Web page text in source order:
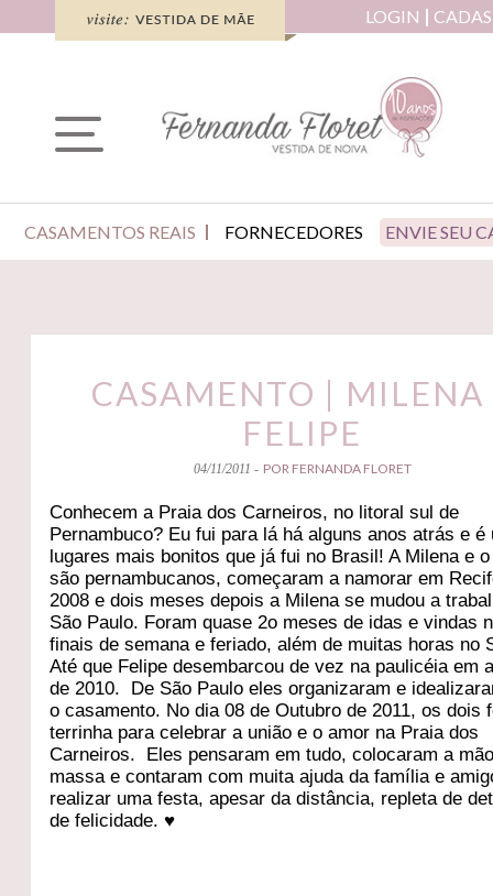
LOGIN
CASAMENTOS REAIS FORNECEDORES ENVIE SEU
CASAMENTO | MILENA
FELIPE
04/11/2011 - POR FERNANDA FLORET
Conhecem a Praia dos Carneiros, no litoral sul de
Pernambuco? Eu fui para lá há alguns anos atrás e é
lugares mais bonitos que já fui no Brasil! A Milena e
são pernambucanos, começaram a namorar em
2008 e dois meses depois a Milena se mudou a
São Paulo. Foram quase 2o meses de idas e vindas
finais de semana e feriado, além de muitas horas no
Até que Felipe desembarcou de vez na paulicéia em
de 2010. De São Paulo eles organizaram e
o casamento. No dia 08 de Outubro de 2011, os dois
terrinha para celebrar a união e o amor na Praia dos
Carneiros. Eles pensaram em tudo, colocaram a
massa e contaram com muita ajuda da família e
realizar uma festa, apesar da distância, repleta de
de felicidade. ♥